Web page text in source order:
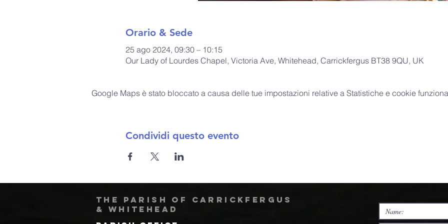
Orario & Sede
25 ago 2024, 09:30 – 10:15
Our Lady of Lourdes Chapel, Victoria Ave, Whitehead, Carrickfergus BT38 9QU, UK
Google Maps è stato bloccato a causa delle tue impostazioni relative a Statistiche e cookie
Condividi questo evento
The Parish of Carrickfergus
& Whitehead